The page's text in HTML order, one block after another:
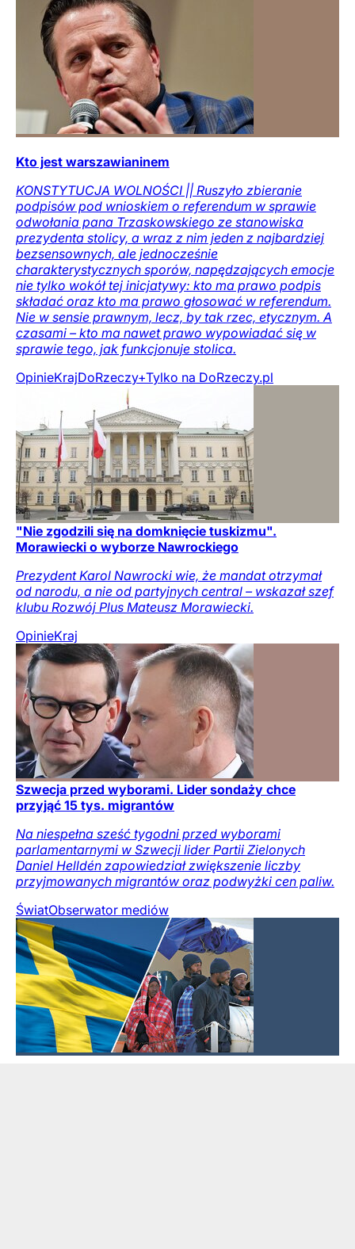
Kto jest warszawianinem
KONSTYTUCJA WOLNOŚCI || Ruszyło zbieranie
podpisów pod wnioskiem o referendum w sprawie
odwołania pana Trzaskowskiego ze stanowiska
prezydenta stolicy, a wraz z nim jeden z najbardziej
bezsensownych, ale jednocześnie
charakterystycznych sporów, napędzających emocje
nie tylko wokół tej inicjatywy: kto ma prawo podpis
składać oraz kto ma prawo głosować w referendum.
Nie w sensie prawnym, lecz, by tak rzec, etycznym. A
czasami – kto ma nawet prawo wypowiadać się w
sprawie tego, jak funkcjonuje stolica.
OpinieKrajDoRzeczy+Tylko na DoRzeczy.pl
"Nie zgodzili się na domknięcie tuskizmu".
Morawiecki o wyborze Nawrockiego
Prezydent Karol Nawrocki wie, że mandat otrzymał
od narodu, a nie od partyjnych central – wskazał szef
klubu Rozwój Plus Mateusz Morawiecki.
OpinieKraj
Szwecja przed wyborami. Lider sondaży chce
przyjąć 15 tys. migrantów
Na niespełna sześć tygodni przed wyborami
parlamentarnymi w Szwecji lider Partii Zielonych
Daniel Helldén zapowiedział zwiększenie liczby
przyjmowanych migrantów oraz podwyżki cen paliw.
ŚwiatObserwator mediów